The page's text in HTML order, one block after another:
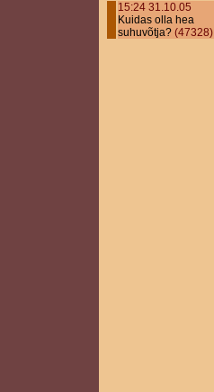
15:24 31.10.05
Kuidas olla hea
suhuvõtja? (47328)